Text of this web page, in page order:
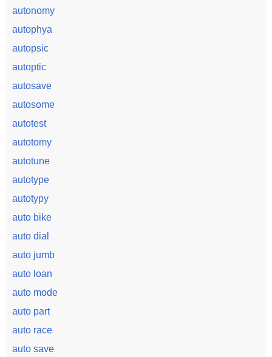
autonomy
autophya
autopsic
autoptic
autosave
autosome
autotest
autotomy
autotune
autotype
autotypy
auto bike
auto dial
auto jumb
auto loan
auto mode
auto part
auto race
auto save